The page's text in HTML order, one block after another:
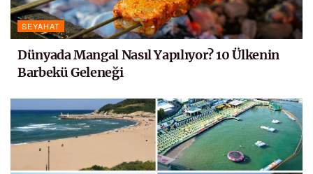
SEYAHAT
Dünyada Mangal Nasıl Yapılıyor? 10 Ülkenin
Barbekü Geleneği